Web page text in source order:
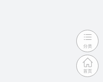
分类
首页